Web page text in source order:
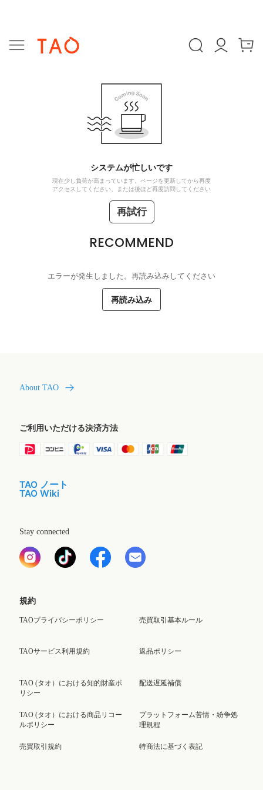
システムが忙しいです
現在少し負荷が高まっています。ページを更新してから再度
アクセスしてください、または後ほど再度訪問してください
再試行
RECOMMEND
エラーが発生しました。再読み込みしてください
再読み込み
About TAO
ご利用いただける決済方法
TAO ノート
TAO Wiki
Stay connected
規約
TAOプライバシーポリシー
TAOサービス利用規約
TAO (タオ）における知的財産ポ
リシー
TAO (タオ）における商品リコー
ルポリシー
売買取引規約
売買取引基本ルール
返品ポリシー
配送遅延補償
プラットフォーム苦情・紛争処
理規程
特商法に基づく表記